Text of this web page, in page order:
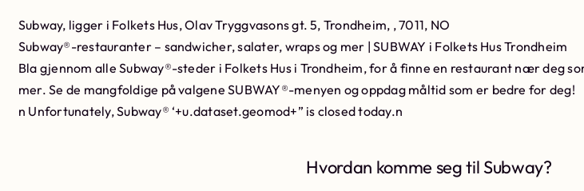
Subway, ligger i Folkets Hus, Olav Tryggvasons gt. 5, Trondheim, , 7011, NO
Subway®-restauranter – sandwicher, salater, wraps og mer | SUBWAY i Folkets Hus Trondheim
Bla gjennom alle Subway®-steder i Folkets Hus i Trondheim, for å finne en restaurant nær deg
mer. Se de mangfoldige på valgene SUBWAY®-menyen og oppdag måltid som er bedre for deg!
n Unfortunately, Subway® ‘+u.dataset.geomod+” is closed today.n
Hvordan komme seg til Subway?